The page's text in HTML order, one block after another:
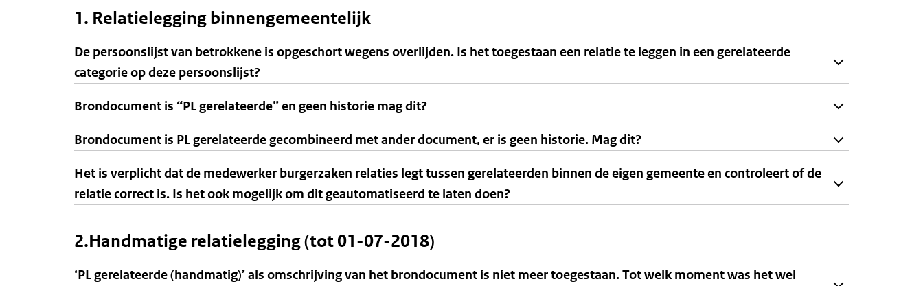
1. Relatielegging binnengemeentelijk
De persoonslijst van betrokkene is opgeschort wegens overlijden. Is het toegestaan een relatie te leggen in een gerelateerde
categorie op deze persoonslijst?
Brondocument is “PL gerelateerde” en geen historie mag dit?
Brondocument is PL gerelateerde gecombineerd met ander document, er is geen historie. Mag dit?
Het is verplicht dat de medewerker burgerzaken relaties legt tussen gerelateerden binnen de eigen gemeente en controleert of de
relatie correct is. Is het ook mogelijk om dit geautomatiseerd te laten doen?
2.Handmatige relatielegging (tot 01-07-2018)
‘PL gerelateerde (handmatig)’ als omschrijving van het brondocument is niet meer toegestaan. Tot welk moment was het wel